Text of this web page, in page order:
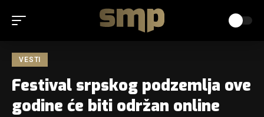
VESTI
Festival srpskog podzemlja ove
godine će biti održan online